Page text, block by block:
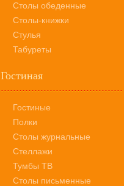
Столы обеденные
Столы-книжки
Стулья
Табуреты
Гостиная
Гостиные
Полки
Столы журнальные
Стеллажи
Тумбы ТВ
Столы письменные